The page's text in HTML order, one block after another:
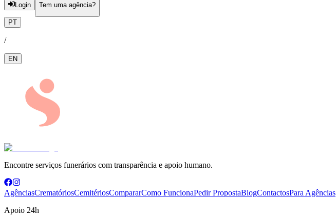
Login Tem uma agência?
PT
/
EN
Encontre serviços funerários com transparência e apoio humano.
AgênciasCrematóriosCemitériosCompararComo FuncionaPedir PropostaBlogContactosPara Agências
Apoio 24h